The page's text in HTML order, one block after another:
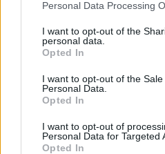
Personal Data Processing
I want to opt-out of the
personal data.
Opted In
I want to opt-out of the
Personal Data.
Opted In
I want to opt-out of
Personal Data for Targeted
Opted In